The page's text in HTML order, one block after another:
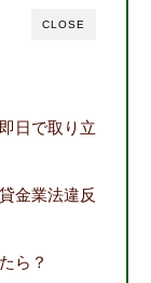
CLOSE
日で取り立
金業法違反
ら？